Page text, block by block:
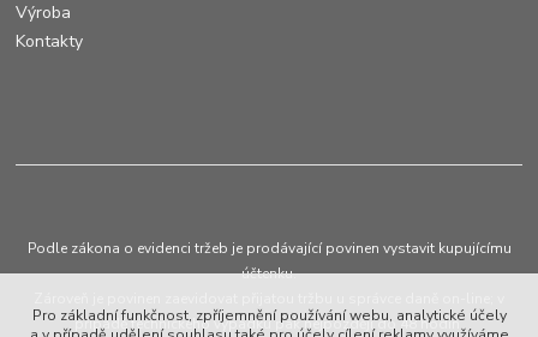
Výroba
Kontakty
Podle zákona o evidenci tržeb je prodávající povinen vystavit kupujícímu
účtenku.
případě technického výpadku pak nejpozději do 48 hodin.
Pro základní funkčnost, zpříjemnění používání webu, analytické účely